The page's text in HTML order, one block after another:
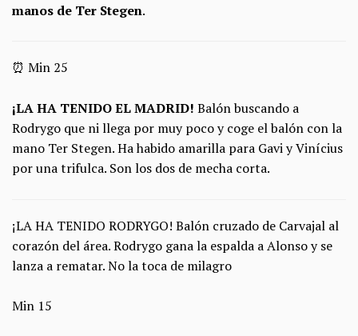
manos de Ter Stegen.
⏰ Min 25
¡LA HA TENIDO EL MADRID! Balón buscando a
Rodrygo que ni llega por muy poco y coge el balón con la
mano Ter Stegen. Ha habido amarilla para Gavi y Vinícius
por una trifulca. Son los dos de mecha corta.
¡LA HA TENIDO RODRYGO! Balón cruzado de Carvajal al
corazón del área. Rodrygo gana la espalda a Alonso y se
lanza a rematar. No la toca de milagro
Min 15